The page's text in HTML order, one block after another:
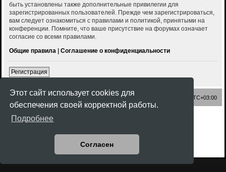
Этот сайт использует cookies для
обеспечения своей корректной работы.
Подробнее
Согласен
быть установлены также дополнительные привилегии для
зарегистрированных пользователей. Прежде чем зарегистрироваться,
вам следует ознакомиться с правилами и политикой, принятыми на
конференции. Помните, что ваше присутствие на форумах означает
согласие со всеми правилами.
Общие правила | Соглашение о конфиденциальности
Регистрация
Список форумов UTC+03:00
Создано на основе
Русская поддержка phpBB
Конфиденциальность